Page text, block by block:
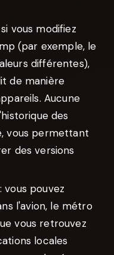
vous modifiez
(par exemple, le
différentes),
de manière
Aucune
des
vous permettant
des versions
vous pouvez
l'avion, le métro
vous retrouvez
locales